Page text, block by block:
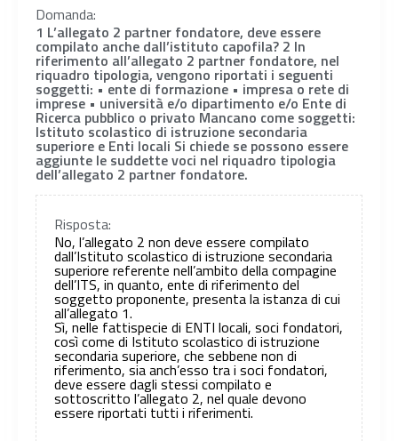
Domanda:
1 L’allegato 2 partner fondatore, deve essere
compilato anche dall’istituto capofila? 2 In
riferimento all’allegato 2 partner fondatore, nel
riquadro tipologia, vengono riportati i seguenti
soggetti: • ente di formazione • impresa o rete di
imprese • università e/o dipartimento e/o Ente di
Ricerca pubblico o privato Mancano come soggetti:
Istituto scolastico di istruzione secondaria
superiore e Enti locali Si chiede se possono essere
aggiunte le suddette voci nel riquadro tipologia
dell’allegato 2 partner fondatore.
Risposta:
No, l’allegato 2 non deve essere compilato
dall’Istituto scolastico di istruzione secondaria
superiore referente nell’ambito della compagine
dell’ITS, in quanto, ente di riferimento del
soggetto proponente, presenta la istanza di cui
all’allegato 1.
Sì, nelle fattispecie di ENTI locali, soci fondatori,
così come di Istituto scolastico di istruzione
secondaria superiore, che sebbene non di
riferimento, sia anch’esso tra i soci fondatori,
deve essere dagli stessi compilato e
sottoscritto l’allegato 2, nel quale devono
essere riportati tutti i riferimenti.